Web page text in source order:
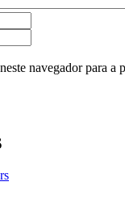
navegador para a